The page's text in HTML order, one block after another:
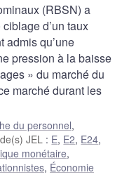
(RBSN) a
d’un taux
admis qu’une
pression à la baisse
» du marché du
marché durant les
du personnel,
JEL : E, E2, E24,
monétaire,
, Économie